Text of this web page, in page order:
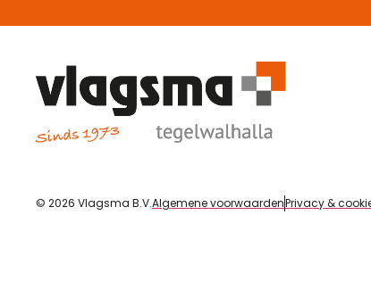
© 2026 Vlagsma B.V.Algemene voorwaardenPrivacy &